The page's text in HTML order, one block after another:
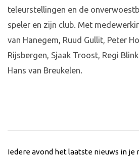
teleurstellingen en de
speler en zijn club. Met
van Hanegem, Ruud Gullit, Peter
Rijsbergen, Sjaak Troost, Regi
Hans van Breukelen.
Iedere avond het laatste nieuws in je